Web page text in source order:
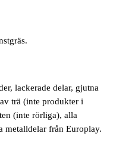
lackerade delar, gjutna
trä (inte produkter i
(inte rörliga), alla
metalldelar från Europlay.